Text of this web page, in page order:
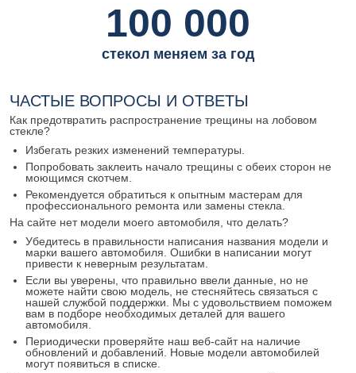
100 000
стекол меняем за год
ЧАСТЫЕ ВОПРОСЫ И ОТВЕТЫ
Как предотвратить распространение трещины на лобовом
стекле?
Избегать резких изменений температуры.
Попробовать заклеить начало трещины с обеих сторон не
моющимся скотчем.
Рекомендуется обратиться к опытным мастерам для
профессионального ремонта или замены стекла.
На сайте нет модели моего автомобиля, что делать?
Убедитесь в правильности написания названия модели и
марки вашего автомобиля. Ошибки в написании могут
привести к неверным результатам.
Если вы уверены, что правильно ввели данные, но не
можете найти свою модель, не стесняйтесь связаться с
нашей службой поддержки. Мы с удовольствием поможем
вам в подборе необходимых деталей для вашего
автомобиля.
Периодически проверяйте наш веб-сайт на наличие
обновлений и добавлений. Новые модели автомобилей
могут появиться в списке.